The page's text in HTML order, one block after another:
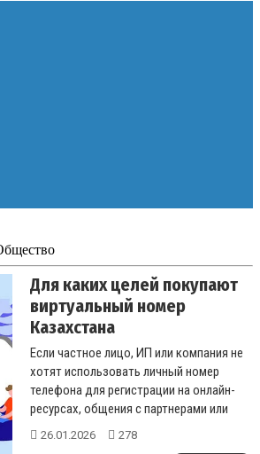
Для каких целей покупают
виртуальный номер
Казахстана
Если частное лицо, ИП или компания не
хотят использовать личный номер
телефона для регистрации на онлайн-
ресурсах, общения с партнерами или
рабочих задач, у них есть два способа
26.01.2026 278